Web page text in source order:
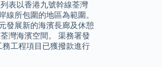
表以香港九號幹線荃灣
所包圍的地區為範圍。
發展新的海濱長廊及休憩
灣海濱空間。 渠務署發
工程項目已獲撥款進行